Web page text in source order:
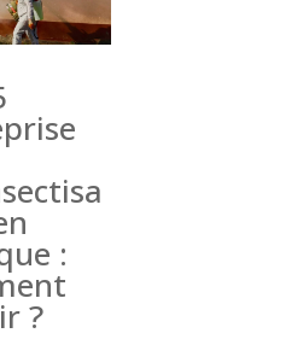
:
?